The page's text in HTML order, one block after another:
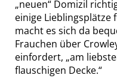
„neuen“ Domizil
einige
macht es sich da
Frauchen über
einfordert, „am
flauschigen Decke.“